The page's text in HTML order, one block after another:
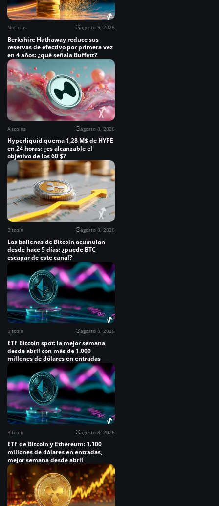
Noticias agosto 9, 2026
Berkshire Hathaway reduce sus
reservas de efectivo por primera vez
en 4 años: ¿qué señala Buffett?
Altcoins agosto 8, 2026
Hyperliquid quema 1,28 M$ de HYPE
en 24 horas: ¿es alcanzable el
objetivo de los 60 $?
Bitcoin agosto 8, 2026
Las ballenas de Bitcoin acumulan
desde hace 5 días: ¿puede BTC
escapar de este canal?
Bitcoin agosto 8, 2026
ETF Bitcoin spot: la mejor semana
desde abril con más de 1.000
millones de dólares en entradas
Bitcoin agosto 8, 2026
ETF de Bitcoin y Ethereum: 1.100
millones de dólares en entradas,
mejor semana desde abril